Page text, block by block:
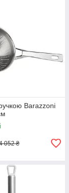
Barazzoni
052 ₴